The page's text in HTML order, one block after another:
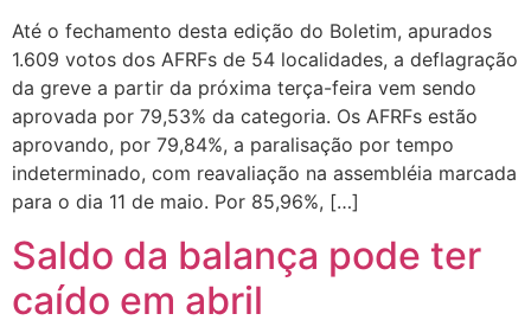
Até o fechamento desta edição do Boletim, apurados
1.609 votos dos AFRFs de 54 localidades, a deflagração
da greve a partir da próxima terça-feira vem sendo
aprovada por 79,53% da categoria. Os AFRFs estão
aprovando, por 79,84%, a paralisação por tempo
indeterminado, com reavaliação na assembléia marcada
para o dia 11 de maio. Por 85,96%, […]
Saldo da balança pode ter
caído em abril